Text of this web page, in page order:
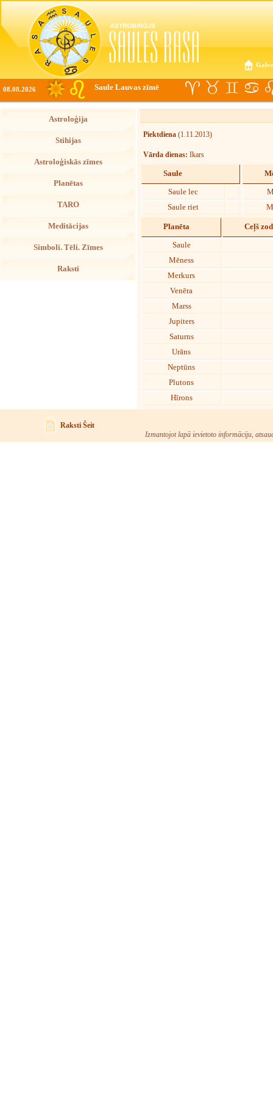
08.08.2026 Saule Lauvas zīmē
Astroloģija
Stihijas
Astroloģiskās zīmes
Planētas
TARO
Meditācijas
Simboli. Tēli. Zīmes
Raksti
Piektdiena (1.11.2013)
Vārda dienas: Ikars
Saule
Saule lec
Saule riet
Planēta Ceļš
Saule
Mēness
Merkurs
Venēra
Marss
Jupiters
Saturns
Urāns
Neptūns
Plutons
Hīrons
Raksti Šeit
Izmantojot lapā ievietoto informāciju,